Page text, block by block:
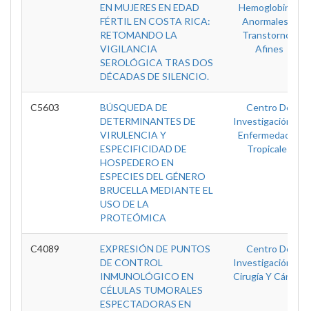
EN MUJERES EN EDAD
FÉRTIL EN COSTA RICA:
RETOMANDO LA
VIGILANCIA
SEROLÓGICA TRAS DOS
DÉCADAS DE SILENCIO.
Hemoglobinas
Anormales Y
Transtornos
Afines
C5603
BÚSQUEDA DE
DETERMINANTES DE
VIRULENCIA Y
ESPECIFICIDAD DE
HOSPEDERO EN
ESPECIES DEL GÉNERO
BRUCELLA MEDIANTE EL
USO DE LA
PROTEÓMICA
Centro De
Investigación En
Enfermedades
Tropicales
C4089
EXPRESIÓN DE PUNTOS
DE CONTROL
INMUNOLÓGICO EN
CÉLULAS TUMORALES
ESPECTADORAS EN
Centro De
Investigación En
Cirugía Y Cáncer